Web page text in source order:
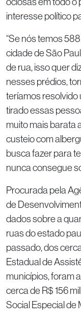
interesse político
“Se nós temos
cidade de São
de rua, isso quer
nesses prédios,
teríamos resolvido
tirado essas
muito mais barata
custeio com
busca fazer para
nunca consegue
Procurada pela
de
dados sobre a
ruas do estado
passado, dos
Estadual de
municípios, foram
cerca de R$ 156
Social Especial de